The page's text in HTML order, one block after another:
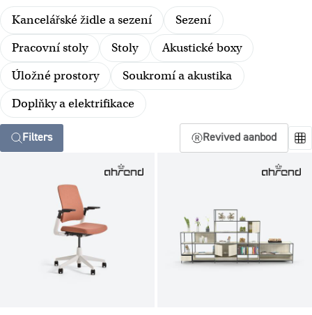
Kancelářské židle a sezení
Sezení
Pracovní stoly
Stoly
Akustické boxy
Úložné prostory
Soukromí a akustika
Doplňky a elektrifikace
Filters Revived aanbod